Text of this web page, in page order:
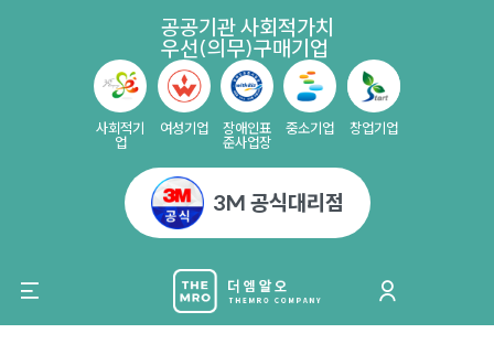
공공기관 사회적가치
우선(의무)구매기업
사회적기
업
여성기업
장애인표
준사업장
중소기업 창업기업
3M 공식대리점